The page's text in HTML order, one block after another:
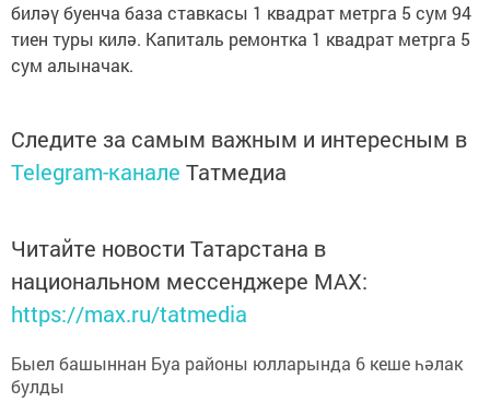
биләү буенча база ставкасы 1 квадрат метрга 5 сум 94
тиен туры килә. Капиталь ремонтка 1 квадрат метрга 5
сум алыначак.
Следите за самым важным и интересным в
Telegram-канале Татмедиа
Читайте новости Татарстана в
национальном мессенджере MАХ:
https://max.ru/tatmedia
Быел башыннан Буа районы юлларында 6 кеше һәлак
булды